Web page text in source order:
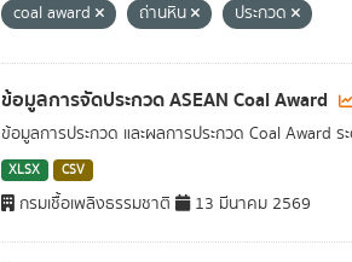
coal award
ถ่านหิน ประกวด
ข้อมูลการจัดประกวด ASEAN Coal Award
ข้อมูลการประกวด และผลการประกวด Coal Award
XLSX CSV
กรมเชื้อเพลิงธรรมชาติ 13 มีนาคม 2569